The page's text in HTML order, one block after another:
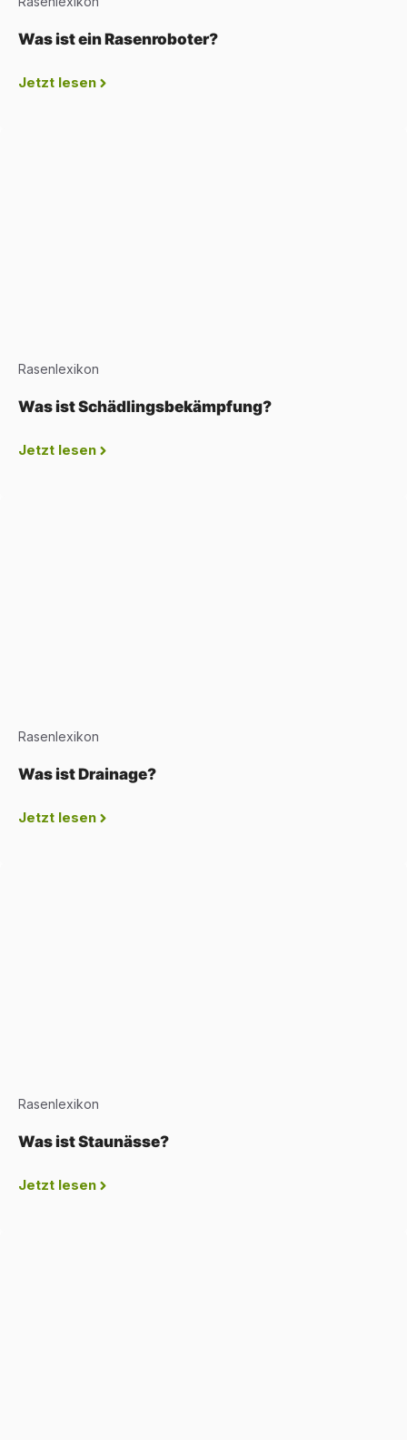
Was ist ein Rasenroboter?
Jetzt lesen
Rasenlexikon
Was ist Schädlingsbekämpfung?
Jetzt lesen
Rasenlexikon
Was ist Drainage?
Jetzt lesen
Rasenlexikon
Was ist Staunässe?
Jetzt lesen